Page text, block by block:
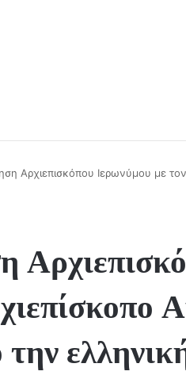
Αρχιεπισκόπου Ιερωνύμου με
την